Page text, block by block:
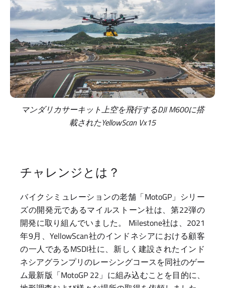
マンダリカサーキット上空を飛行するDJI M600に搭
載されたYellowScan Vx15
チャレンジとは？
バイクシミュレーションの老舗「MotoGP」シリー
ズの開発元であるマイルストーン社は、第22弾の
開発に取り組んでいました。 Milestone社は、2021
年9月、YellowScan社のインドネシアにおける顧客
の一人であるMSDI社に、新しく建設されたインド
ネシアグランプリのレーシングコースを同社のゲー
ム最新版「MotoGP 22」に組み込むことを目的に、